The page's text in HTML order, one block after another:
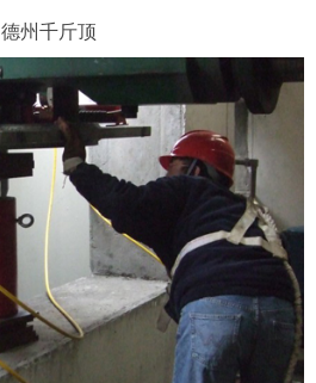
德州千斤顶